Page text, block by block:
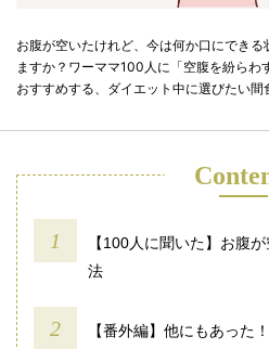
お腹が空いたけれど、今は何か口にでき
ますか？ワーママ100人に「空腹を紛らわ
おすすめする、ダイエット中に選びたい間
【100人に聞いた】お腹
法
【番外編】他にもあった